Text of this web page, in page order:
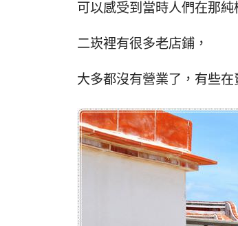
可以感受到當時人們在那純
二崁裡有很多老店鋪，
大多都沒有營業了，有些